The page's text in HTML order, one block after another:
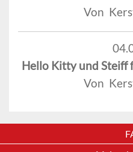
Von
Hello Kitty und Steiff
Von